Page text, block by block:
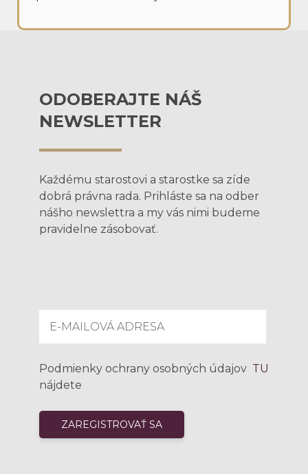
ODOBERAJTE NÁŠ
NEWSLETTER
Každému starostovi a starostke sa zíde
dobrá právna rada. Prihláste sa na odber
nášho newslettra a my vás nimi budeme
pravidelne zásobovať.
Podmienky ochrany osobných údajov
nájdete
TU